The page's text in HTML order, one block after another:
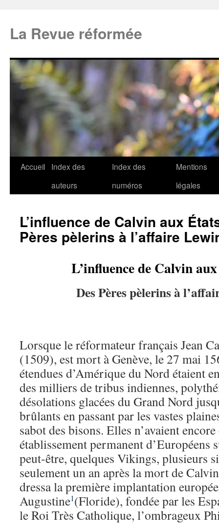
La Revue réformée
Accueil
Index des
auteurs
Index des
numéros
Mentions
légales
L’influence de Calvin aux
Pères pèlerins à l’affaire
L’influence de Calvin
Des Pères pèlerins à
Lorsque le réformateur français Jean
(1509), est mort à Genève, le 27 mai
étendues d’Amérique du Nord étaient
des milliers de tribus indiennes,
désolations glacées du Grand Nord
brûlants en passant par les vastes
sabot des bisons. Elles n’avaient
établissement permanent d’Européens
peut-être, quelques Vikings, plusieurs
seulement un an après la mort de
dressa la première implantation
Augustine1(Floride), fondée par les
le Roi Très Catholique, l’ombrageux